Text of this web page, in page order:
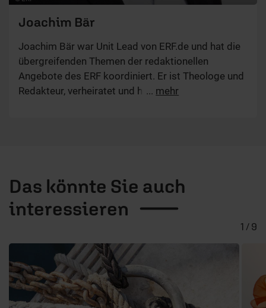
Joachim Bär
Joachim Bär war Unit Lead von ERF.de und hat die
übergreifenden Themen der redaktionellen
Angebote des ERF koordiniert. Er ist Theologe und
Redakteur, verheiratet und hat zwei Kinder.
... mehr
Das könnte Sie auch
interessieren
1 / 9